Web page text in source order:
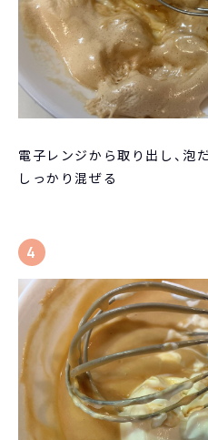
電子レンジから取り出し、泡
しっかり混ぜる
4